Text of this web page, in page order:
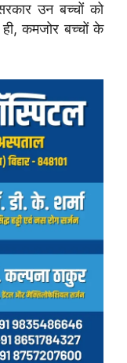
उन बच्चों को
कमजोर बच्चों के